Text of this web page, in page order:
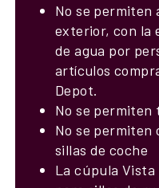
No se permiten
exterior, con la
de agua por
artículos
Depot.
No se permiten
No se permiten
sillas de coche
La cúpula Vista